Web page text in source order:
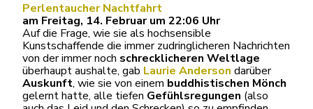
Perlentaucher Nachtfahrt
am Freitag, 14. Februar um 22:06 Uhr
Auf die Frage, wie sie als hochsensible
Kunstschaffende die immer zudringlicheren Nachrichten
von der immer noch schrecklicheren Weltlage
überhaupt aushalte, gab Laurie Anderson darüber
Auskunft, wie sie von einem buddhistischen Mönch
gelernt hatte, alle tiefen Gefühlsregungen (also